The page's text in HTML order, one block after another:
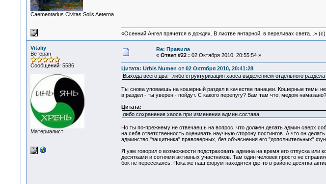
Сaementarius Civitas Solis Aeterna
«Осенний Ангел прячется в дождях. В листве янтарной, в переливах света...» (c)
Vitaliy
Ветеран
Сообщений: 5586
Материалист
Re: Правила
« Ответ #22 : 02 Октября 2010, 20:55:54 »
Цитата: Urbis Numen от 02 Октября 2010, 20:41:28
Выхода всего два - либо структуризация хаоса выделением отдельного
Ты снова уповаешь на кошерный раздел в качестве панацеи. Кошерные темы
в раздел - ты уверен - пойдут. С какого перепугу? Вам там что, медом намазано?
Цитата:
либо сохранение хаоса при изменении админ.состава.
Но ты по-прежнему не отвечаешь на вопрос, что должен делать админ сверх
на себя ответственность оценивать научную сторону постингов. А что он
админство "защитника" правоверных, без объяснения его "дополнительных"
Я уже говорил о возможности подстраховать админа на время его отпуска
десятками и сотнями активных участников. Там один человек просто не
бок не пересекаясь. Пока же наш форум находится где-то в районе десятка